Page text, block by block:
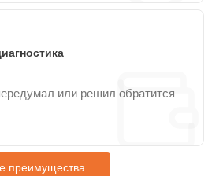
или решил обратится
преимущества